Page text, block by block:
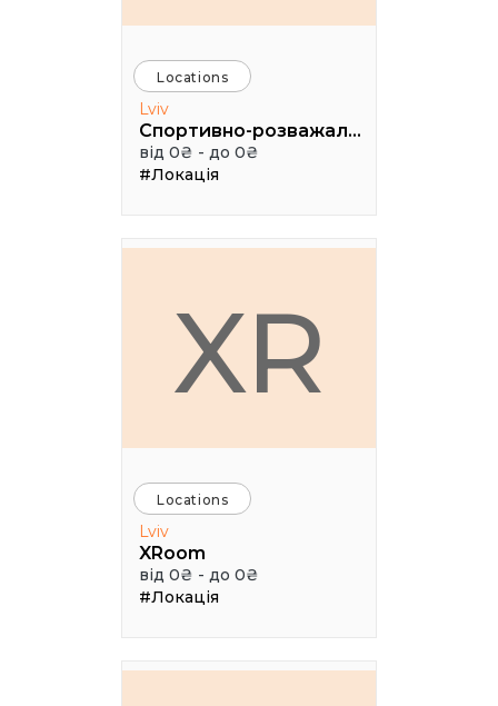
Locations
Lviv
Спортивно-розважальний комплекс "Медик"
від 0₴ - до 0₴
#Локація
XR
Locations
Lviv
XRoom
від 0₴ - до 0₴
#Локація